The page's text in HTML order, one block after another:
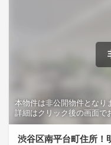
本物件は非公開物件となり
詳細はクリック後の画面で
渋谷区南平台町住所！